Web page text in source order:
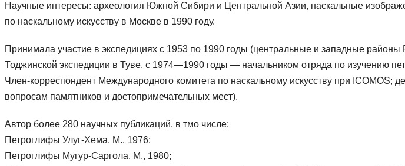
Научные интересы: археология Южной Сибири и Центральной Азии, наскальные
по наскальному искусству в Москве в 1990 году.
Принимала участие в экспедициях с 1953 по 1990 годы (центральные и западные
Тоджинской экспедиции в Туве, с 1974—1990 годы — начальником отряда по изучению
Член-корреспондент Международного комитета по наскальному искусству при
вопросам памятников и достопримечательных мест).
Автор более 280 научных публикаций, в тмо числе:
Петроглифы Улуг-Хема. М., 1976;
Петроглифы Мугур-Саргола. М., 1980;